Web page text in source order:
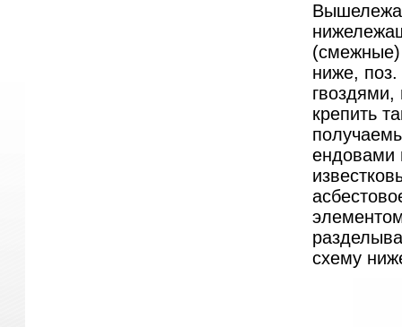
(смежные)
ниже,
крепить
ендовами
схему